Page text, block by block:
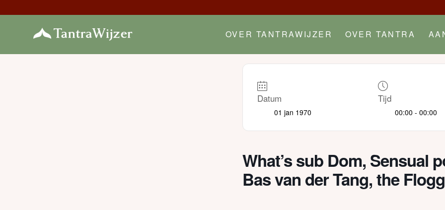
OVER TANTRAWIJZER OVER TANTRA
Datum
01 jan 1970
Tijd
00:00 - 00:00
What’s sub Dom, Sensual
Bas van der Tang, the